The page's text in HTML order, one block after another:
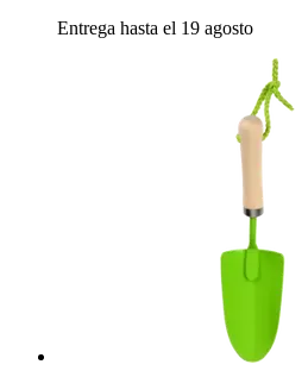
Entrega hasta el 19 agosto